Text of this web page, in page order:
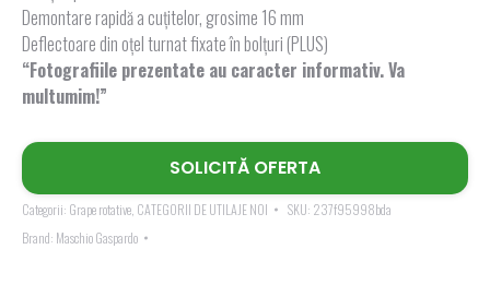
Demontare rapidă a cuțitelor, grosime 16 mm
Deflectoare din oţel turnat fixate în bolţuri (PLUS)
“Fotografiile prezentate au caracter informativ. Va
multumim!”
SOLICITĂ OFERTA
Categorii: Grape rotative CATEGORII DE UTILAJE NOI SKU: 237f95998bda
Brand: Maschio Gaspardo